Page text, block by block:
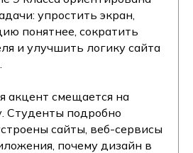
упростить экран,
понятнее, сократить
и улучшить логику сайта
акцент смещается на
Студенты подробно
сайты, веб-сервисы
почему дизайн в